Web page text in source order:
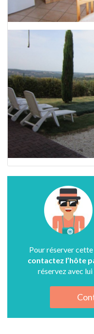
Pour réserver
contactez l’hôte
réservez avec